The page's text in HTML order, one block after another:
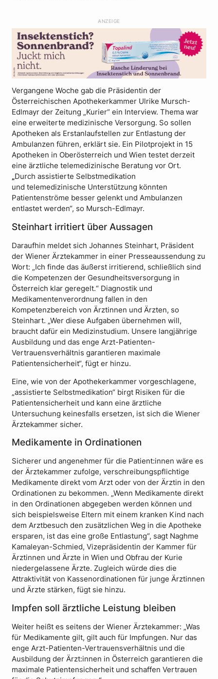
ANZEIGE
Vergangene Woche gab die Präsidentin der
Österreichischen Apothekerkammer Ulrike Mursch-
Edlmayr der Zeitung „Kurier“ ein Interview. Thema war
eine erweiterte medizinische Versorgung. So sollen
Apotheken als Erstanlaufstellen zur Entlastung der
Ambulanzen führen, erklärt sie. Ein Pilotprojekt in 15
Apotheken in Oberösterreich und Wien testet derzeit
eine ärztliche telemedizinische Beratung vor Ort.
„Durch assistierte Selbstmedikation
und telemedizinische Unterstützung könnten
Patientenströme besser gelenkt und Ambulanzen
entlastet werden“, so Mursch-Edlmayr.
Steinhart irritiert über Aussagen
Daraufhin meldet sich Johannes Steinhart, Präsident
der Wiener Ärztekammer in einer Presseaussendung zu
Wort: „Ich finde das äußerst irritierend, schließlich sind
die Kompetenzen der Gesundheitsversorgung in
Österreich klar geregelt.“ Diagnostik und
Medikamentenverordnung fallen in den
Kompetenzbereich von Ärztinnen und Ärzten, so
Steinhart. „Wer diese Aufgaben übernehmen will,
braucht dafür ein Medizinstudium. Unsere langjährige
Ausbildung und das enge Arzt-Patienten-
Vertrauensverhältnis garantieren maximale
Patientensicherheit“, fügt er hinzu.
Eine, wie von der Apothekerkammer vorgeschlagene,
„assistierte Selbstmedikation“ birgt Risiken für die
Patientensicherheit und kann eine ärztliche
Untersuchung keinesfalls ersetzen, ist sich die Wiener
Ärztekammer sicher.
Medikamente in Ordinationen
Sicherer und angenehmer für die Patient:innen wäre es
der Ärztekammer zufolge, verschreibungspflichtige
Medikamente direkt vom Arzt oder von der Ärztin in den
Ordinationen zu bekommen. „Wenn Medikamente direkt
in den Ordinationen abgegeben werden können und
sich beispielsweise Eltern mit einem kranken Kind nach
dem Arztbesuch den zusätzlichen Weg in die Apotheke
ersparen, ist das eine große Entlastung“, sagt Naghme
Kamaleyan-Schmied, Vizepräsidentin der Kammer für
Ärztinnen und Ärzte in Wien und Obfrau der Kurie
niedergelassene Ärzte. Zugleich würde dies die
Attraktivität von Kassenordinationen für junge Ärztinnen
und Ärzte stärken, fügt sie hinzu.
Impfen soll ärztliche Leistung bleiben
Weiter heißt es seitens der Wiener Ärztekammer: „Was
für Medikamente gilt, gilt auch für Impfungen. Nur das
enge Arzt-Patienten-Vertrauensverhältnis und die
Ausbildung der Ärzt:innen in Österreich garantieren die
maximale Patientensicherheit und schaffen Vertrauen